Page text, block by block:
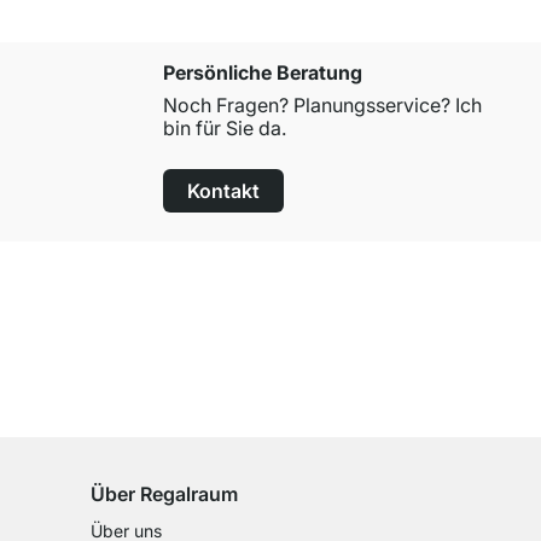
Persönliche Beratung
Noch Fragen? Planungsservice? Ich
bin für Sie da.
Kontakt
Über Regalraum
Über uns